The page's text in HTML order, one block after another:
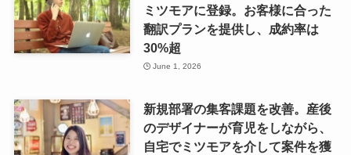
ミツモアに登録。お客様に合った
翻訳プランを提供し、成約率は
30%超
June 1, 2026
新規部署の集客課題を改善。産後
のデザイナーが育児をしながら、
自宅でミツモアを介して案件を獲